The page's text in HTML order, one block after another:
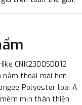
CNK2300SD012
thoải mái hơn.
Polyester loại A
mịn thân thiện